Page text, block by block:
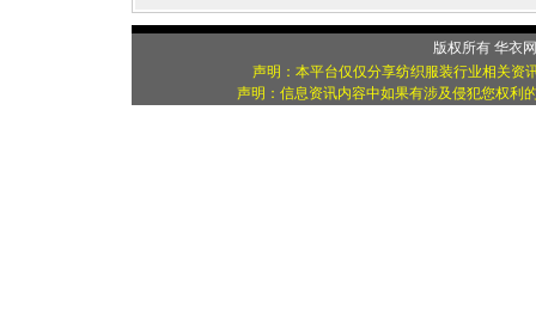
版权所有 华衣网
声明：本平台仅仅分享纺织服装行业相关资
声明：信息资讯内容中如果有涉及侵犯您权利